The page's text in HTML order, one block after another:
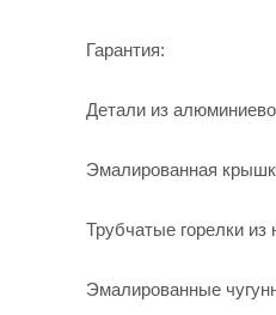
Гарантия:
Детали из
Эмалированная
Трубчатые горелки
Эмалированные